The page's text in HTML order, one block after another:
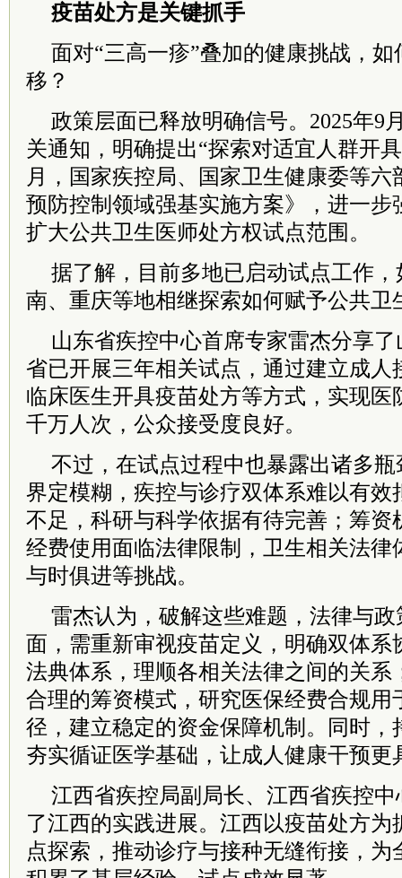
疫苗处方是关键抓手
面对“三高一疹”叠加的健康挑战，
移？
政策层面已释放明确信号。2025年9
关通知，明确提出“探索对适宜人群开
月，国家疾控局、国家卫生健康委等
预防控制领域强基实施方案》，进一步
扩大公共卫生医师处方权试点范围。
据了解，目前多地已启动试点工作
南、重庆等地相继探索如何赋予公共卫
山东省疾控中心首席专家雷杰分享
省已开展三年相关试点，通过建立成人
临床医生开具疫苗处方等方式，实现医
千万人次，公众接受度良好。
不过，在试点过程中也暴露出诸多
界定模糊，疾控与诊疗双体系难以有效
不足，科研与科学依据有待完善；筹资
经费使用面临法律限制，卫生相关法律
与时俱进等挑战。
雷杰认为，破解这些难题，法律与
面，需重新审视疫苗定义，明确双体系
法典体系，理顺各相关法律之间的关系
合理的筹资模式，研究医保经费合规用
径，建立稳定的资金保障机制。同时，
夯实循证医学基础，让成人健康干预更
江西省疾控局副局长、江西省疾控
了江西的实践进展。江西以疫苗处方为
点探索，推动诊疗与接种无缝衔接，为